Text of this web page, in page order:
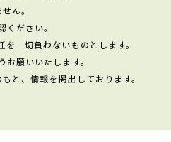
ん。
ださい。
一切負わないものとします。
願いいたします。
と、情報を掲出しております。